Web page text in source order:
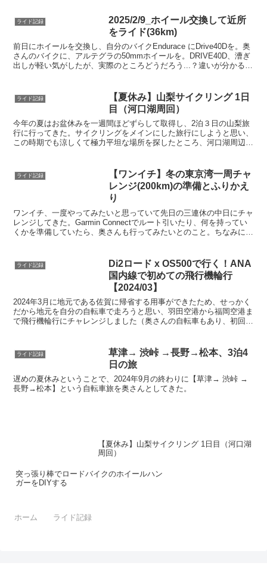
ころには曇りから晴れへと回復していっ
た。7:30ごろから...
ライド記録
2025/2/9_ホイール交換して近所
をライド(36km)
前日にホイールを交換し、自分のバイクEndurace にDrive40Dを。奥
さんのバイクに、アルテグラの50mmホイールを。DRIVE40D、漕ぎ
出しが軽い気がしたが、実際のところどうだろう...？違いが分かる男
ライド記録
【夏休み】山梨サイクリング 1日
目（河口湖周回）
今年の夏はお盆休みを一週間ほどずらして取得し、2泊３日の山梨旅
行に行ってきた。サイクリングをメインにした旅行にしようと思い、
この時期でも涼しくて極力平坦な場所を探したところ、河口湖周辺が
ライド記録
【ワンイチ】冬の東京湾一周チャ
レンジ(200km)の準備とふりかえ
り
ワンイチ、一度やってみたいと思っていて先日の三連休の中日にチャ
レンジしてきた。Garmin Connectでルート引いたり、何を持ってい
くかを準備していたら、奥さんも行ってみたいとのこと。ちなみに奥
ライド記録
Di2ロード x OS500で行く！ANA
国内線で初めての飛行機輪行
【2024/03】
2024年3月に地元である佐賀に帰省する用事ができたため、せっかく
だから地元を自分の自転車で走ろうと思い、羽田空港から福岡空港ま
で飛行機輪行にチャレンジしました（奥さんの自転車もあり、初回か
ライド記録
草津→ 渋峠 →長野→松本、3泊4
日の旅
遅めの夏休みということで、2024年9月の終わりに【草津→ 渋峠 →
長野→松本】という自転車旅を奥さんとしてきた。
【夏休み】山梨サイクリング 1日目（河口湖
周回）
突っ張り棒でロードバイクのホイールハン
ガーをDIYする
ホーム ライド記録